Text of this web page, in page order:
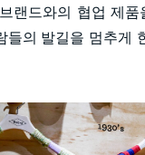
랜드와의 협업 제
들의 발길을 멈추게